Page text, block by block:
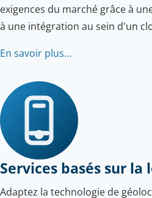
exigences du marché grâce à
à une intégration au sein d'un
En savoir plus...
Services basés sur la
Adaptez la technologie de